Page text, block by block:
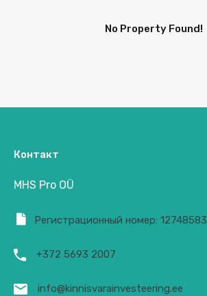
No Property Found!
Контакт
MHS Pro OÜ
Регистрационный номер: 12748583
+372 5693 2007
info@kinnisvarainvesteering.ee